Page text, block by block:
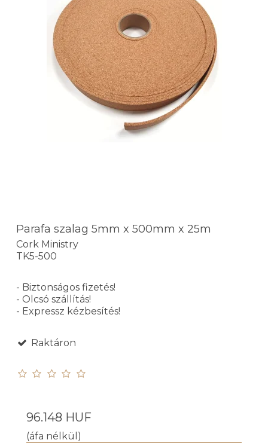
Parafa szalag 5mm x 500mm x 25m
Cork Ministry
TK5-500
- Biztonságos fizetés!
- Olcsó szállítás!
- Expressz kézbesítés!
Raktáron
96.148 HUF
(áfa nélkül)